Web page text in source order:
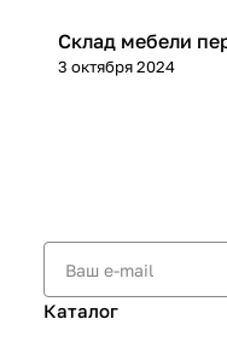
Склад мебели
3 октября 2024
Каталог